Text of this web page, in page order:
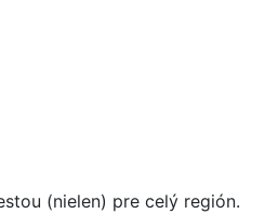
(nielen) pre celý región.